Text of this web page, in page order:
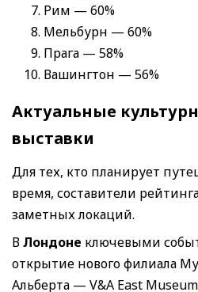
Рим — 60%
Мельбурн — 60%
Прага — 58%
Вашингтон — 56%
Актуальные
выставки
Для тех, кто планирует
время, составители
заметных локаций.
ВЛондоне ключевыми
открытие нового филиала
Альберта — V&A East